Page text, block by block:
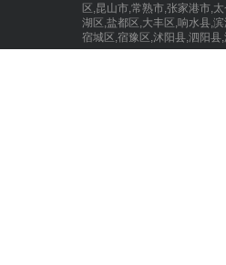
区,昆山市,常熟市,张家港市,
湖区,盐都区,大丰区,响水县,
宿城区,宿豫区,沭阳县,泗阳县